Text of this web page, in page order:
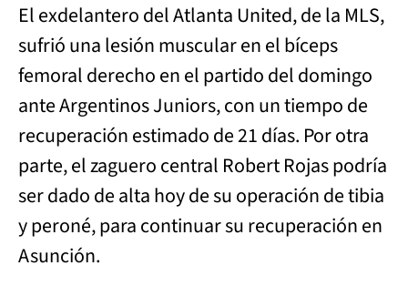
El exdelantero del Atlanta United, de la MLS,
sufrió una lesión muscular en el bíceps
femoral derecho en el partido del domingo
ante Argentinos Juniors, con un tiempo de
recuperación estimado de 21 días. Por otra
parte, el zaguero central Robert Rojas podría
ser dado de alta hoy de su operación de tibia
y peroné, para continuar su recuperación en
Asunción.